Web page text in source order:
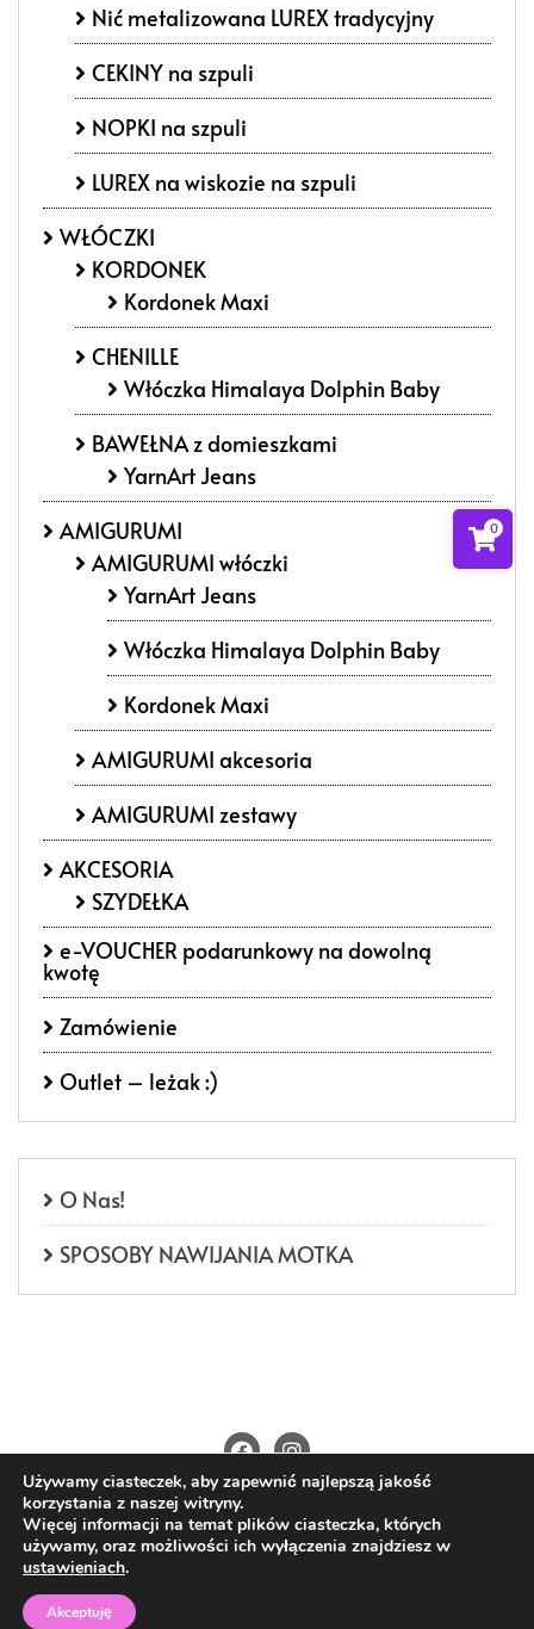
Nić metalizowana LUREX tradycyjny
CEKINY na szpuli
NOPKI na szpuli
LUREX na wiskozie na szpuli
WŁÓCZKI
KORDONEK
Kordonek Maxi
CHENILLE
Włóczka Himalaya Dolphin Baby
BAWEŁNA z domieszkami
YarnArt Jeans
AMIGURUMI
AMIGURUMI włóczki
YarnArt Jeans
Włóczka Himalaya Dolphin Baby
Kordonek Maxi
AMIGURUMI akcesoria
AMIGURUMI zestawy
AKCESORIA
SZYDEŁKA
e-VOUCHER podarunkowy na dowolną
kwotę
Zamówienie
Outlet – leżak :)
O Nas!
SPOSOBY NAWIJANIA MOTKA
O Nas Kontakt Polityka prywatności
Regulamin
Wysyłka i płatności
Copyright ©2026 4nitki.pl . All rights reserved.
Powered by
Używamy ciasteczek, aby zapewnić najlepszą jakość
korzystania z naszej witryny.
Więcej informacji na temat plików ciasteczka, których
używamy, oraz możliwości ich wyłączenia znajdziesz w
ustawieniach.
Akceptuję
0